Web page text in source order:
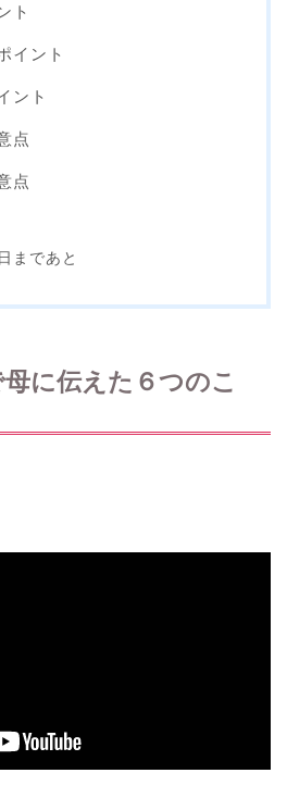
ト
イント
ント
点
点
まであと
に伝えた６つのこ